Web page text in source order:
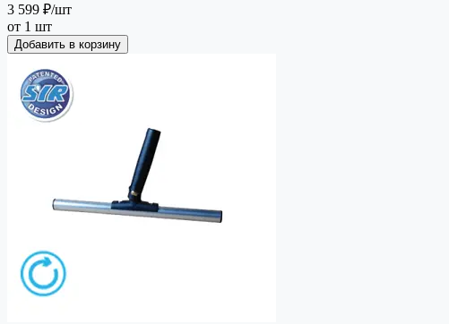
3 599 ₽/шт
от 1 шт
Добавить в корзину